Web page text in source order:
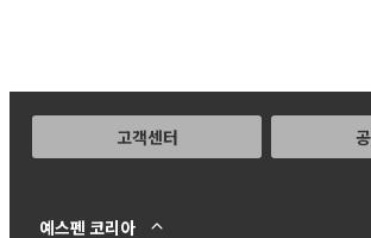
고객센터
예스펜 코리아